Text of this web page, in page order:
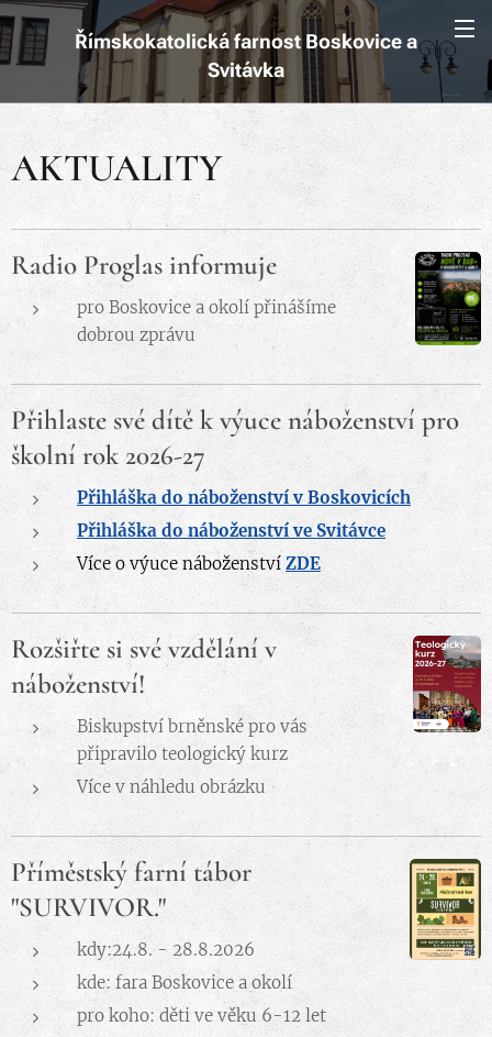
Římskokatolická farnost Boskovice a
Svitávka
AKTUALITY
Radio Proglas informuje
pro Boskovice a okolí přinášíme
dobrou zprávu
Přihlaste své dítě k výuce náboženství pro
školní rok 2026-27
Přihláška do náboženství v Boskovicích
Přihláška do náboženství ve Svitávce
Více o výuce náboženství ZDE
Rozšiřte si své vzdělání v
náboženství!
Biskupství brněnské pro vás
připravilo teologický kurz
Více v náhledu obrázku
Příměstský farní tábor
"SURVIVOR."
kdy:24.8. - 28.8.2026
kde: fara Boskovice a okolí
pro koho: děti ve věku 6-12 let